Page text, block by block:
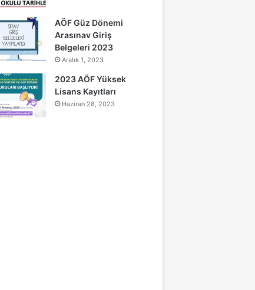
AÖF Güz Dönemi
Arasınav Giriş
Belgeleri 2023
Aralık 1, 2023
2023 AÖF Yüksek
Lisans Kayıtları
Haziran 28, 2023